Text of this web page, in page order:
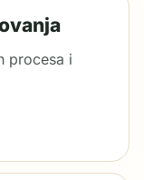
procesa i